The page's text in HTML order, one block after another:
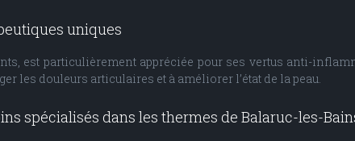
uniques
est particulièrement appréciée pour ses vertus anti-
les douleurs articulaires et à améliorer l’état de la peau.
spécialisés dans les thermes de Balaruc-les-